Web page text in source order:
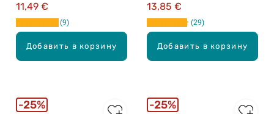
Добавить в корзину
11,49 €
9
Добавить в корзину
13,85 €
29
25% 25%